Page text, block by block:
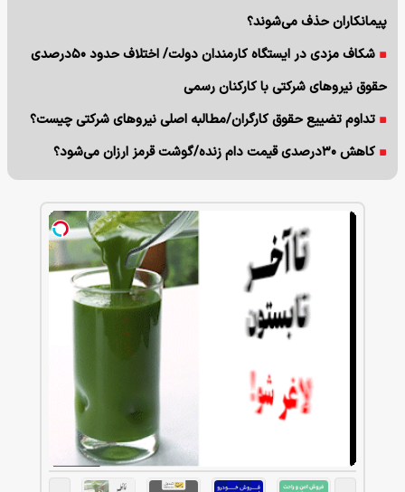
پیمانکاران حذف می‌شوند؟
شکاف مزدی در ایستگاه کارمندان دولت/ اختلاف حدود ۵۰درصدی
حقوق نیروهای شرکتی با کارکنان رسمی
تداوم تضییع حقوق کارگران/مطالبه اصلی نیروهای شرکتی چیست؟
کاهش ۳۰درصدی قیمت دام زنده/گوشت قرمز ارزان می‌شود؟